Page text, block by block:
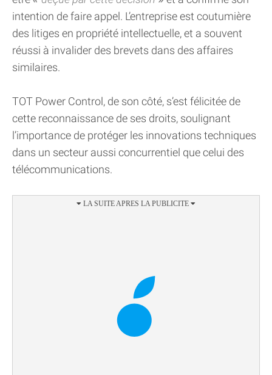
intention de faire appel. L’entreprise est coutumière
des litiges en propriété intellectuelle, et a souvent
réussi à invalider des brevets dans des affaires
similaires.
TOT Power Control, de son côté, s’est félicitée de
cette reconnaissance de ses droits, soulignant
l’importance de protéger les innovations techniques
dans un secteur aussi concurrentiel que celui des
télécommunications.